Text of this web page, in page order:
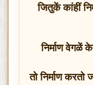
जितुकें कांहीं
निर्माण
तो निर्माण करतो